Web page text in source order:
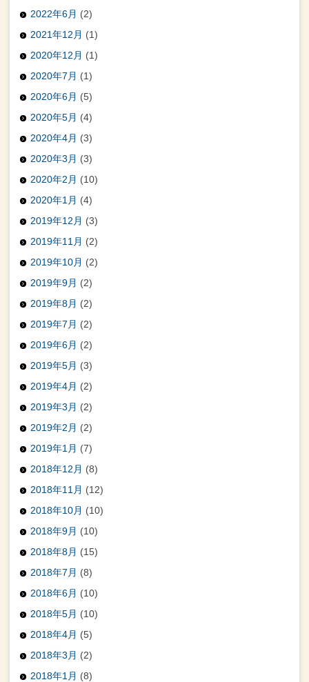
2022年6月 (2)
2021年12月 (1)
2020年12月 (1)
2020年7月 (1)
2020年6月 (5)
2020年5月 (4)
2020年4月 (3)
2020年3月 (3)
2020年2月 (10)
2020年1月 (4)
2019年12月 (3)
2019年11月 (2)
2019年10月 (2)
2019年9月 (2)
2019年8月 (2)
2019年7月 (2)
2019年6月 (2)
2019年5月 (3)
2019年4月 (2)
2019年3月 (2)
2019年2月 (2)
2019年1月 (7)
2018年12月 (8)
2018年11月 (12)
2018年10月 (10)
2018年9月 (10)
2018年8月 (15)
2018年7月 (8)
2018年6月 (10)
2018年5月 (10)
2018年4月 (5)
2018年3月 (2)
2018年1月 (8)